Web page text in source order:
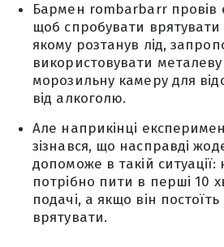
Бармен rombarbarr провів
щоб спробувати врятувати
якому розтанув лід,
використовувати металеву
морозильну камеру для
від алкоголю.
Але наприкінці
зізнався, що насправді
допоможе в такій ситуації:
потрібно пити в перші 10
подачі, а якщо він
врятувати.